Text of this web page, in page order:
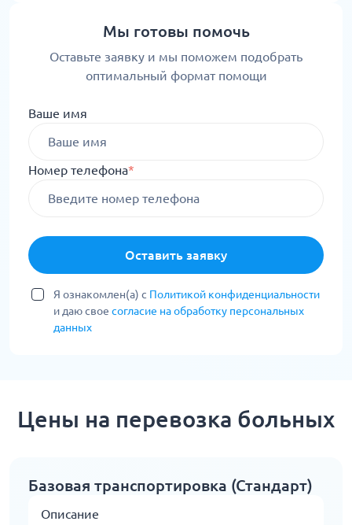
Мы готовы помочь
Оставьте заявку и мы поможем подобрать
оптимальный формат помощи
Ваше имя
Номер телефона*
Оставить заявку
Я ознакомлен(а) с Политикой конфиденциальности
и даю свое согласие на обработку персональных
данных
Цены на перевозка больных
Базовая транспортировка (Стандарт)
Описание